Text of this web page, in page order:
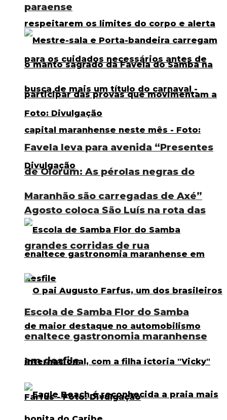
paraense
Favela leva para avenida “Presentes
de Olorum: As pérolas negras do
Maranhão são carregadas de Axé”
Escola de Samba Flor do Samba
enaltece gastronomia maranhense
em desfile
Agosto coloca São Luís na rota das
grandes corridas de rua